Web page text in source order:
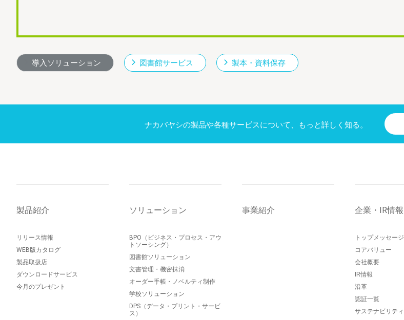
導入ソリューション 図書館サービス 製本・資料保存
ナカバヤシの製品や各種サービスについて、もっと詳しく知る。
製品紹介
リリース情報
WEB版カタログ
製品取扱店
ダウンロードサービス
今月のプレゼント
ソリューション
BPO（ビジネス・プロセス・アウ
トソーシング）
図書館ソリューション
文書管理・機密抹消
オーダー手帳・ノベルティ制作
学校ソリューション
DPS（データ・プリント・サービ
ス）
事業紹介 企業・IR情報
トップメッセージ
コアバリュー
会社概要
IR情報
沿革
認証一覧
サステナビリティ